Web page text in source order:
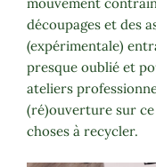
découpages et des
(expérimentale)
presque oublié et
ateliers
(ré)ouverture sur
choses à recycler.